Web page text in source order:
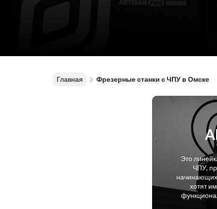
Главная Фрезерные станки с ЧПУ в Омске
Это
ЧПУ,
начинающих
хотят